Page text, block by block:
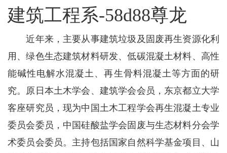
建筑工程系-58d88尊龙
近年来，主要从事建筑垃圾及固废再生资源化利
用、绿色生态建筑材料研发、低碳混凝土材料、高性
能碱性电解水混凝土、再生骨料混凝土等方面的研
究。原日本土木学会、建筑学会会员，东京都立大学
客座研究员，现为中国土木工程学会再生混凝土专业
委员会委员，中国硅酸盐学会固废与生态材料分会学
术委员会委员。主持包括国家自然科学基金项目、山